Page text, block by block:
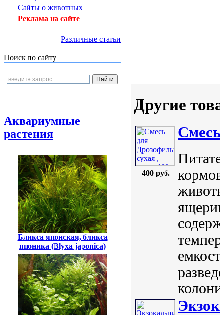
Сайты о животных
Реклама на сайте
Различные статьи
Поиск по сайту
Аквариумные
растения
Бликса японская, бликса
японика (Blyxa japonica)
Другие
400 руб.